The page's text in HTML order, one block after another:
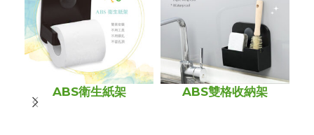
ABS衛生紙架 ABS雙格收納架